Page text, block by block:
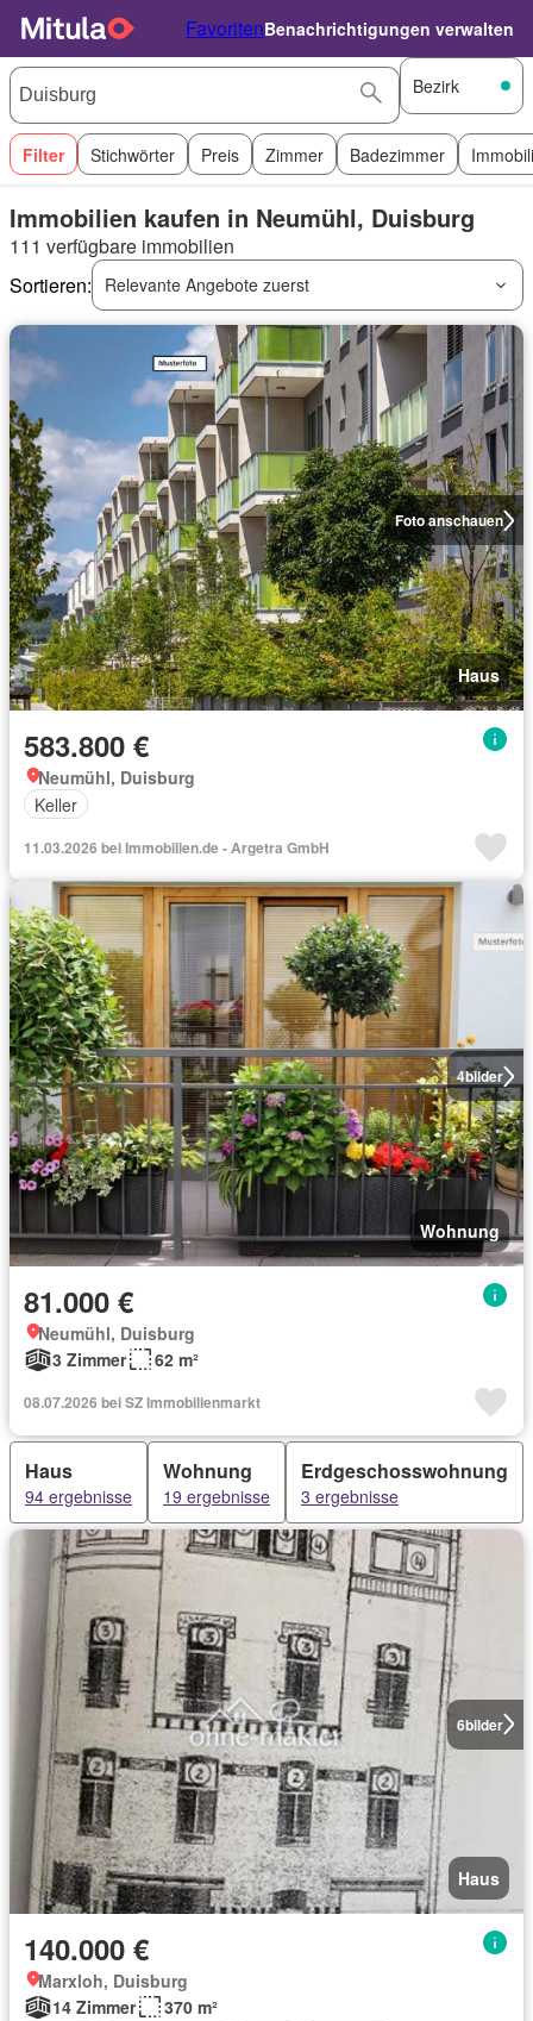
FavoritenBenachrichtigungen verwalten
Bezirk
Filter Stichwörter Preis Zimmer Badezimmer
Immobilien kaufen in Neumühl, Duisburg
111 verfügbare immobilien
Sortieren:
Relevante Angebote zuerst
Foto anschauen
Haus
583.800 €
Neumühl, Duisburg
Keller
11.03.2026 bei Immobilien.de - Argetra GmbH
4bilder
Wohnung
81.000 €
Neumühl, Duisburg
3 Zimmer
62 m²
08.07.2026 bei SZ Immobilienmarkt
Haus
94 ergebnisse
Wohnung
19 ergebnisse
Erdgeschosswohnung
3 ergebnisse
6bilder
Haus
140.000 €
Marxloh, Duisburg
14 Zimmer
370 m²